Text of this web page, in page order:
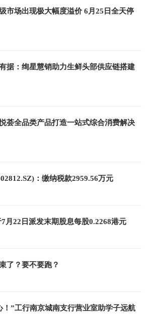
市场出现极大幅度溢价 6月25日全天停
据：绚星慧销助力生鲜头部供应链搭建
荟全品类产品打造一站式综合消费解决
：缴纳税款2959.56万元
月22日派发末期股息每股0.2268港元
了？要不要跑？
！”工行南京城南支行营业室助学子远航